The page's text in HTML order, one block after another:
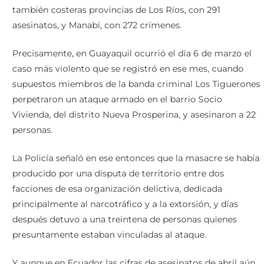
también costeras provincias de Los Ríos, con 291
asesinatos, y Manabí, con 272 crímenes.
Precisamente, en Guayaquil ocurrió el día 6 de marzo el
caso más violento que se registró en ese mes, cuando
supuestos miembros de la banda criminal Los Tiguerones
perpetraron un ataque armado en el barrio Socio
Vivienda, del distrito Nueva Prosperina, y asesinaron a 22
personas.
La Policía señaló en ese entonces que la masacre se había
producido por una disputa de territorio entre dos
facciones de esa organización delictiva, dedicada
principalmente al narcotráfico y a la extorsión, y días
después detuvo a una treintena de personas quienes
presuntamente estaban vinculadas al ataque.